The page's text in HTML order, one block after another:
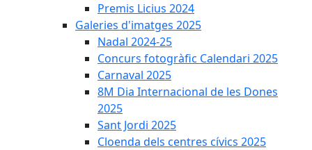
Premis Licius 2024
Galeries d'imatges 2025
Nadal 2024-25
Concurs fotogràfic Calendari 2025
Carnaval 2025
8M Dia Internacional de les Dones
2025
Sant Jordi 2025
Cloenda dels centres cívics 2025